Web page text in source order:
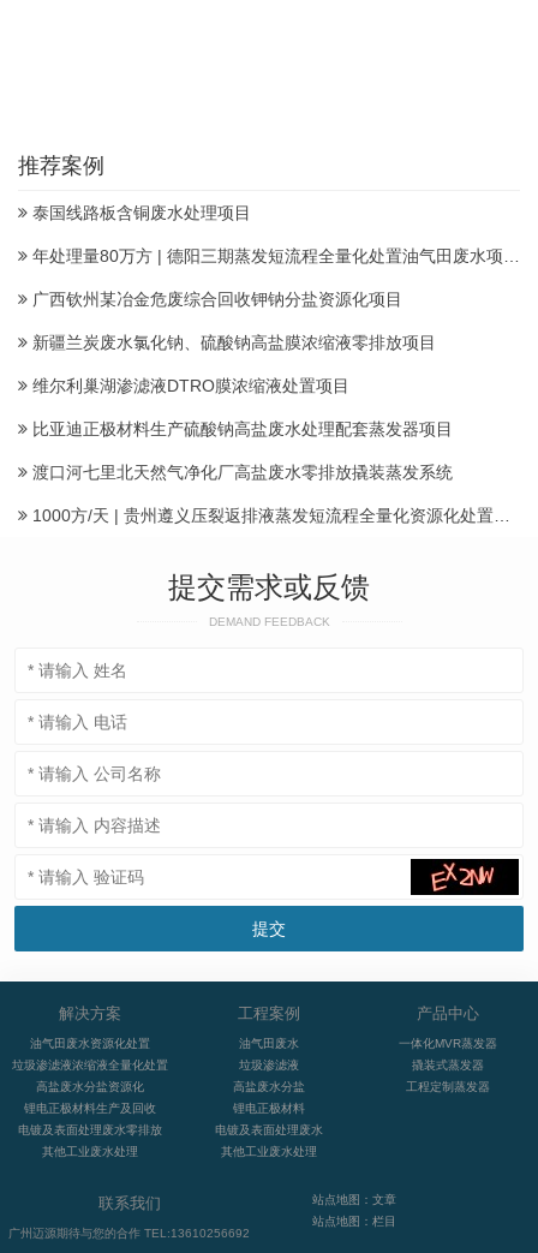
推荐案例
泰国线路板含铜废水处理项目
年处理量80万方 | 德阳三期蒸发短流程全量化处置油气田废水项目顺利投产
广西钦州某冶金危废综合回收钾钠分盐资源化项目
新疆兰炭废水氯化钠、硫酸钠高盐膜浓缩液零排放项目
维尔利巢湖渗滤液DTRO膜浓缩液处置项目
比亚迪正极材料生产硫酸钠高盐废水处理配套蒸发器项目
渡口河七里北天然气净化厂高盐废水零排放撬装蒸发系统
1000方/天 | 贵州遵义压裂返排液蒸发短流程全量化资源化处置项目建成投运产水
提交需求或反馈
DEMAND FEEDBACK
解决方案
油气田废水资源化处置
垃圾渗滤液浓缩液全量化处置
高盐废水分盐资源化
锂电正极材料生产及回收
电镀及表面处理废水零排放
其他工业废水处理
工程案例
油气田废水
垃圾渗滤液
高盐废水分盐
锂电正极材料
电镀及表面处理废水
其他工业废水处理
产品中心
一体化MVR蒸发器
撬装式蒸发器
工程定制蒸发器
联系我们
广州迈源期待与您的合作 TEL:13610256692
站点地图：文章
站点地图：栏目